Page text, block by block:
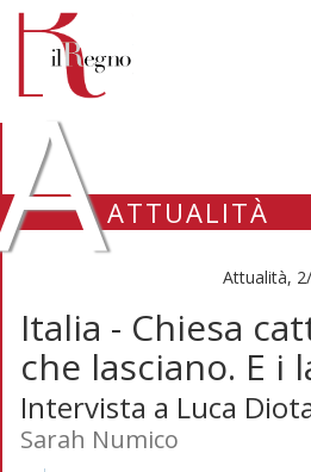
ATTUALITÀ
Attualità,
Italia - Chiesa
che lasciano. E i
Intervista a Luca
Sarah Numico